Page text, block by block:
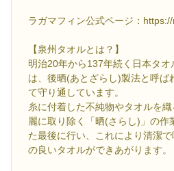
ラガマフィン公式ページ：
【泉州タオルとは？】
明治20年から137年続く日本タ
は、後晒(あとざらし)製法と呼ば
て守り通しています。
糸に付着した不純物やタオルを
麗に取り除く「晒(さらし)」の作
た最後に行い、これにより清潔
の良いタオルができあがります。